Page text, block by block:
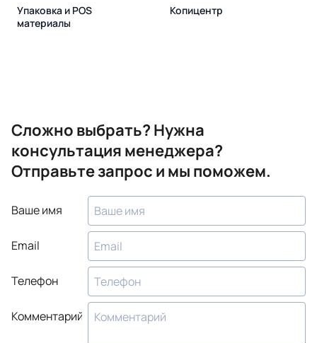
Упаковка и POS
материалы
Копицентр
Сложно выбрать? Нужна
консультация менеджера?
Отправьте запрос и мы поможем.
Ваше имя
Email
Телефон
Комментарий